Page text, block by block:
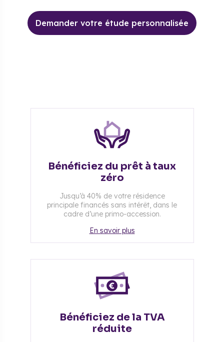
Demander votre étude personnalisée
Bénéficiez du prêt à taux
zéro
Jusqu’à 40% de votre résidence
principale financés sans intérêt, dans le
cadre d’une primo-accession.
En savoir plus
Bénéficiez de la TVA
réduite